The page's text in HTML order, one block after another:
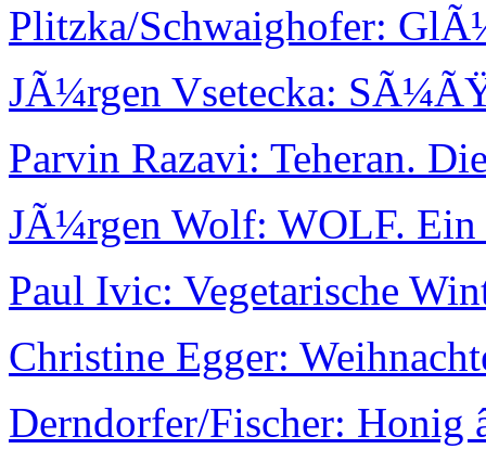
Plitzka/Schwaighofer:
JÃ¼rgen Vsetecka:
Parvin Razavi: Teheran.
JÃ¼rgen Wolf: WOLF. Ein
Paul Ivic: Vegetarische
Christine Egger:
Derndorfer/Fischer: Honig